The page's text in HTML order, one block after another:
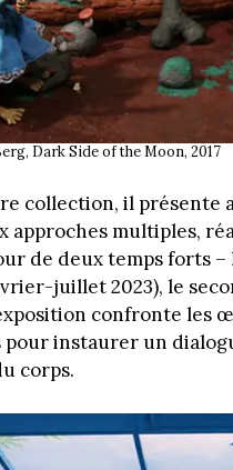
Dark Side of the Moon, 2017
collection, il présente
approches multiples,
de deux temps forts
juillet 2023), le
confronte les
instaurer un
corps.